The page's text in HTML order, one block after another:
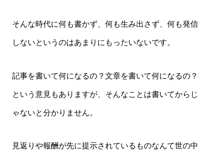
そんな時代に何も書かず、何も生み出さず、何も発信
しないというのはあまりにもったいないです。
記事を書いて何になるの？文章を書いて何になるの？
という意見もありますが、そんなことは書いてからじ
ゃないと分かりません。
見返りや報酬が先に提示されているものなんて世の中